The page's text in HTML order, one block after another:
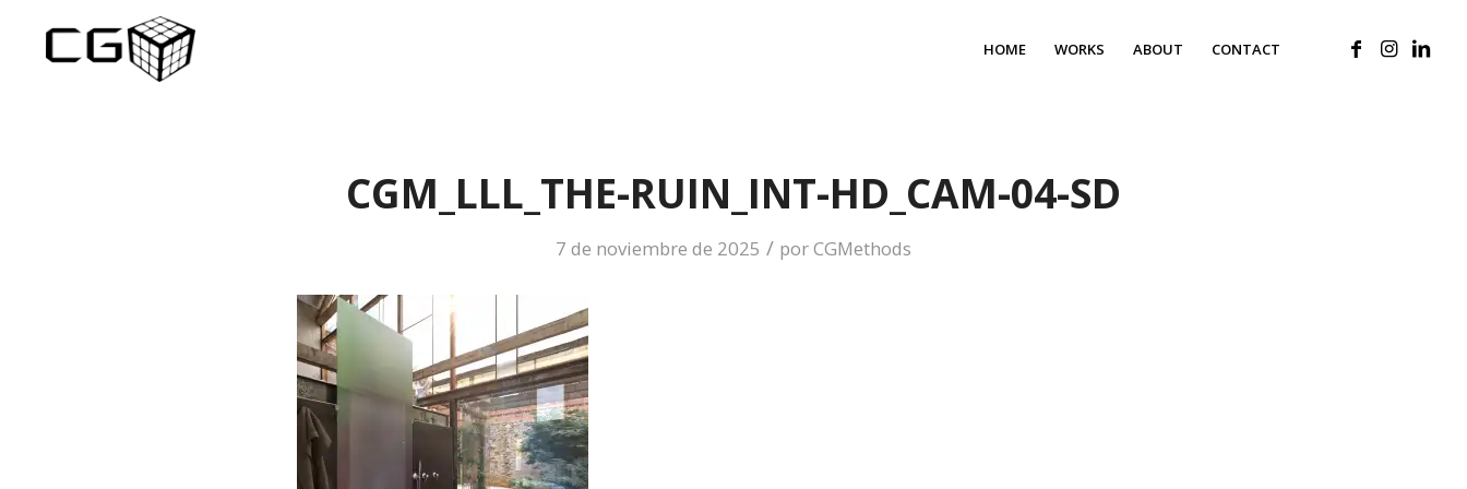
HOME WORKS ABOUT CONTACT
CGM_LLL_THE-RUIN_INT-HD_CAM-04-SD
7 de noviembre de 2025 / porCGMethods